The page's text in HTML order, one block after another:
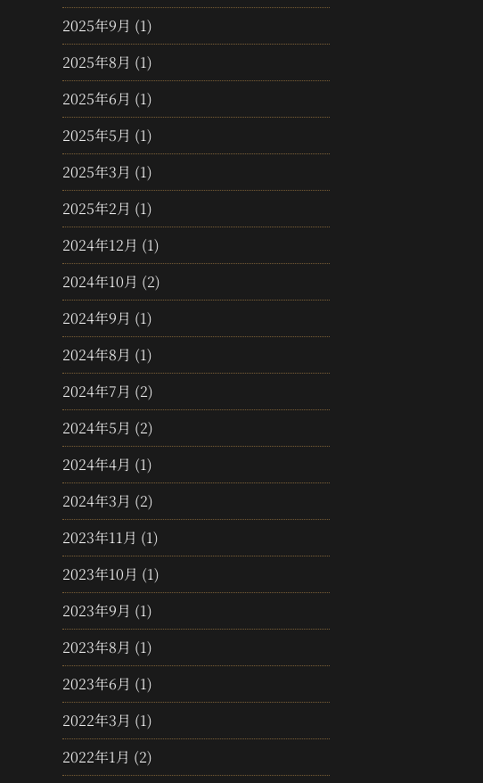
2025年9月 (1)
2025年8月 (1)
2025年6月 (1)
2025年5月 (1)
2025年3月 (1)
2025年2月 (1)
2024年12月 (1)
2024年10月 (2)
2024年9月 (1)
2024年8月 (1)
2024年7月 (2)
2024年5月 (2)
2024年4月 (1)
2024年3月 (2)
2023年11月 (1)
2023年10月 (1)
2023年9月 (1)
2023年8月 (1)
2023年6月 (1)
2022年3月 (1)
2022年1月 (2)